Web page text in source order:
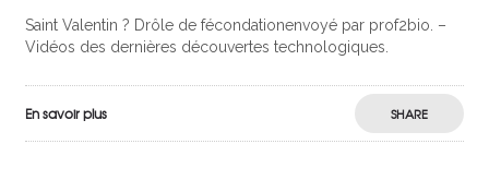
Saint Valentin ? Drôle de fécondationenvoyé par prof2bio. –
Vidéos des dernières découvertes technologiques.
En savoir plus SHARE